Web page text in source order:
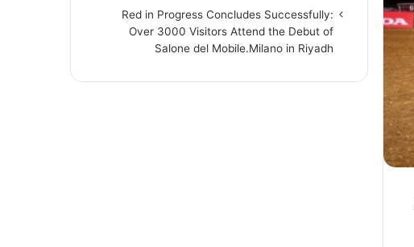
Red in Progress Concludes Successfully:
Over 3000 Visitors Attend the Debut of
Salone del Mobile.Milano in Riyadh